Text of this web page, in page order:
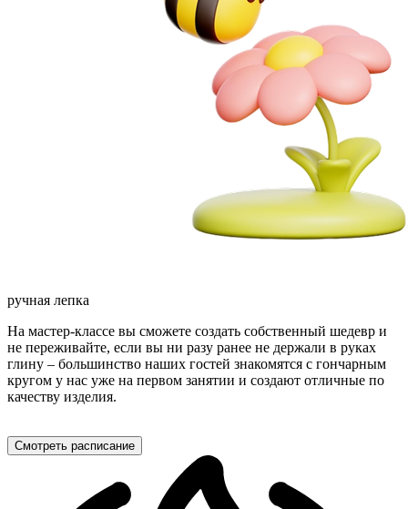
ручная лепка
На мастер-классе вы сможете создать собственный шедевр и
не переживайте, если вы ни разу ранее не держали в руках
глину – большинство наших гостей знакомятся с гончарным
кругом у нас уже на первом занятии и создают отличные по
качеству изделия.
Смотреть расписание